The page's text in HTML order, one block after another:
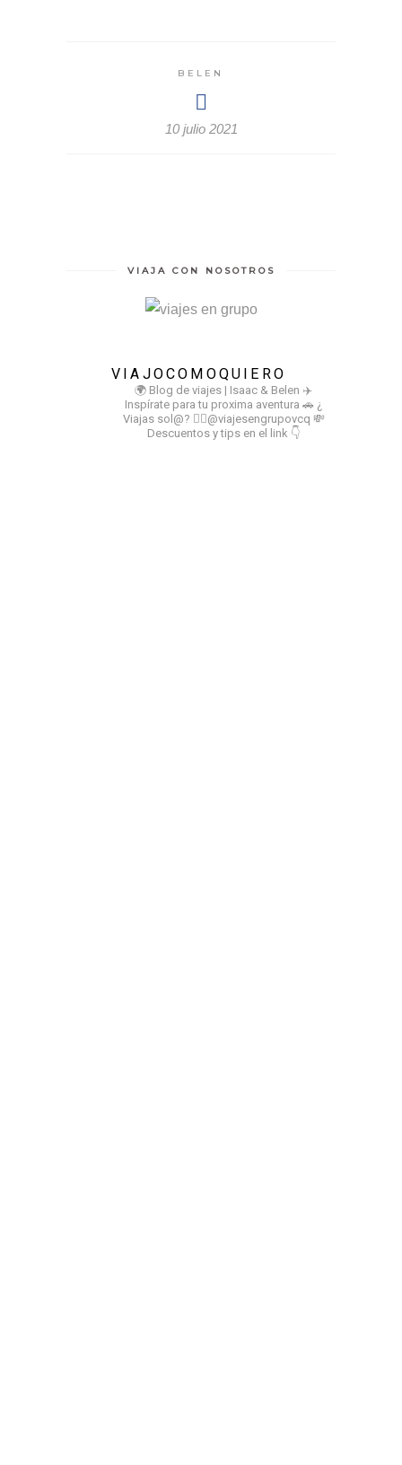
BELEN
10 julio 2021
VIAJA CON NOSOTROS
VIAJOCOMOQUIERO
🌍 Blog de viajes | Isaac & Belen ✈️
Inspírate para tu proxima aventura 🚗 ¿
Viajas sol@? 👉🏻@viajesengrupovcq 💸
Descuentos y tips en el link 👇